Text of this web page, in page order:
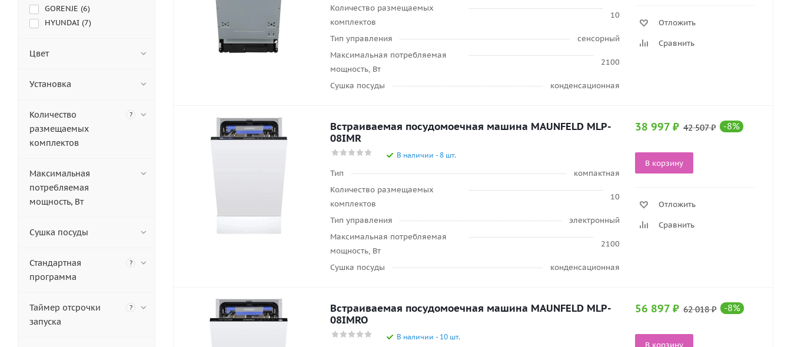
Количество размещаемых
комплектов
10
Тип управления
сенсорный
Максимальная потребляемая
мощность, Вт
2100
Сушка посуды конденсационная
Отложить
Сравнить
Встраиваемая посудомоечная машина MAUNFELD MLP-
08IMR
В наличии - 8 шт.
Тип
компактная
Количество размещаемых
комплектов
10
Тип управления
электронный
Максимальная потребляемая
мощность, Вт
2100
Сушка посуды конденсационная
38 997 ₽ 42 507₽ -8%
В корзину
Отложить
Сравнить
Встраиваемая посудомоечная машина MAUNFELD MLP-
08IMRO
В наличии - 10 шт.
56 897 ₽ 62 018₽ -8%
В корзину
GORENJE (6)
HYUNDAI (7)
MAUNFELD (
Цвет
Установка
Количество
размещаемых
комплектов
?
Максимальная
потребляемая
мощность, Вт
Сушка посуды
Стандартная
программа
?
Таймер отсрочки
запуска
?